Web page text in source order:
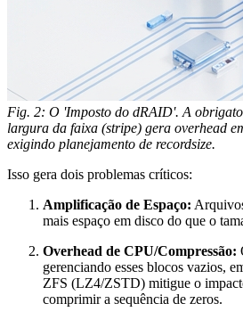
Fig. 2: O 'Imposto do dRAID'. A
largura da faixa (stripe) gera overhead
exigindo planejamento de recordsize.
Isso gera dois problemas críticos:
Amplificação de Espaço:
mais espaço em disco do que o
Overhead de CPU/Compressão:
gerenciando esses blocos vazios,
ZFS (LZ4/ZSTD) mitigue o
comprimir a sequência de zeros.